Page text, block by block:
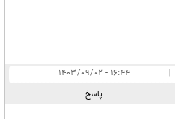
|
۱۶:۴۴ - ۱۴۰۳/۰۹/۰۲
پاسخ